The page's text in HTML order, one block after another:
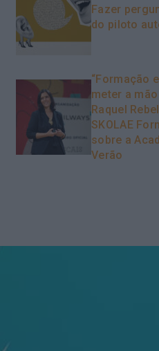
Fazer
do piloto
“Formação
meter a
Raquel
SKOLAE
sobre a
Verão